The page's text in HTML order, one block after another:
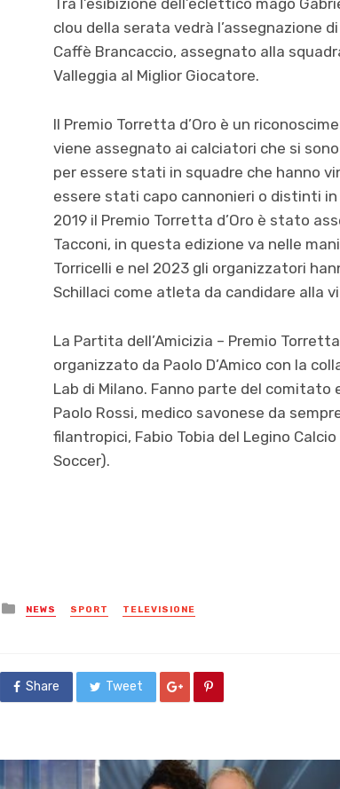
clou della serata vedrà l’assegnazione
Caffè Brancaccio, assegnato alla
Valleggia al Miglior Giocatore.
Il Premio Torretta d’Oro è un
viene assegnato ai calciatori che si
per essere stati in squadre che hanno
essere stati capo cannonieri o distinti in
2019 il Premio Torretta d’Oro è stato
Tacconi, in questa edizione va nelle
Torricelli e nel 2023 gli organizzatori
Schillaci come atleta da candidare alla
La Partita dell’Amicizia – Premio
organizzato da Paolo D’Amico con la
Lab di Milano. Fanno parte del
Paolo Rossi, medico savonese da
filantropici, Fabio Tobia del Legino
Soccer).
Posted
in
NEWS SPORT TELEVISIONE
Share Tweet